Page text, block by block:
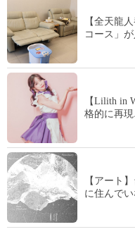
【全天龍
コース」
【Lilith in
格的に再
【アート
に住んで